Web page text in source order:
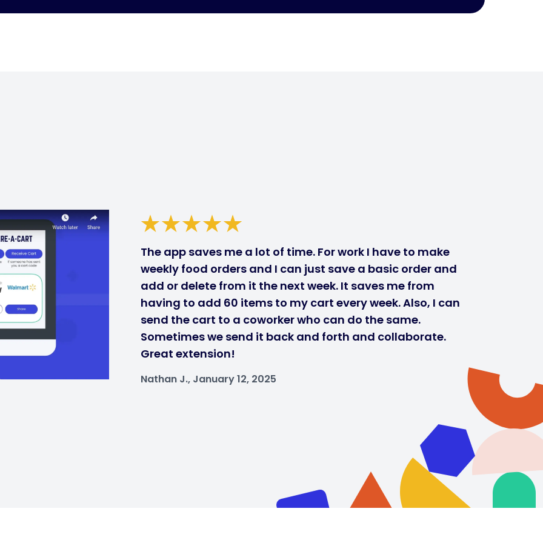
The app saves me a lot of time. For work I have to make
weekly food orders and I can just save a basic order and
add or delete from it the next week. It saves me from
having to add 60 items to my cart every week. Also, I can
send the cart to a coworker who can do the same.
Sometimes we send it back and forth and collaborate.
Great extension!
Nathan J., January 12, 2025